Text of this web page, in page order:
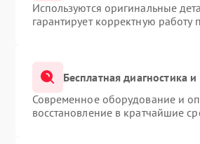
Используются оригинальные
гарантирует корректную
Бесплатная диагностика
Современное оборудование и
восстановление в кратчайшие